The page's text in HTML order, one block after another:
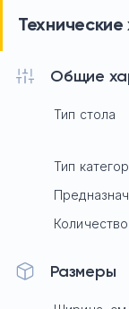
Общие
Тип стола
Тип
Размеры